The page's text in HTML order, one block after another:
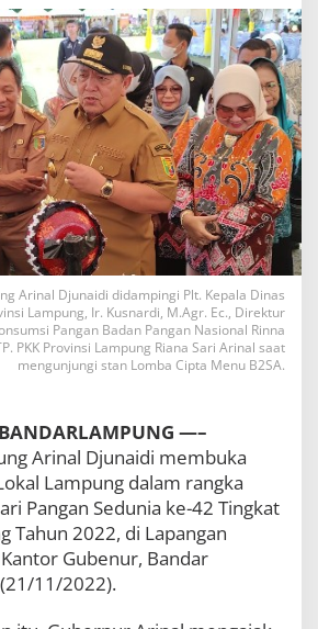
L
o
k
a
l
L
m
p
u
n
g
2
2
D
i
b
a
G
u
b
e
n
u
a
Arinal Djunaidi didampingi Plt. Kepala Dinas
Lampung, Ir. Kusnardi, M.Agr. Ec., Direktur
Pangan Badan Pangan Nasional Rinna
PKK Provinsi Lampung Riana Sari Arinal saat
mengunjungi stan Lomba Cipta Menu B2SA.
—–
Arinal Djunaidi membuka
Lampung dalam rangka
Pangan Sedunia ke-42 Tingkat
Tahun 2022, di Lapangan
Gubenur, Bandar
11/2022).